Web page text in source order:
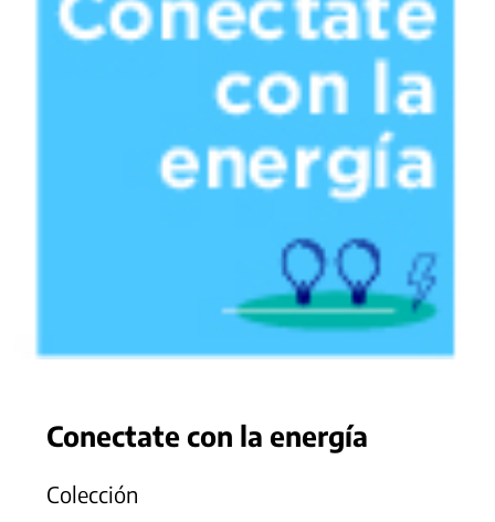
Conectate con la energía
Colección